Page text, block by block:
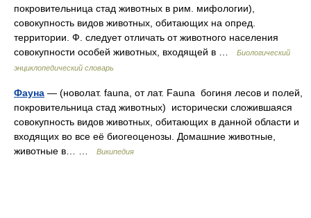
покровительница стад животных в рим. мифологии),
совокупность видов животных, обитающих на опред.
территории. Ф. следует отличать от животного населения
совокупности особей животных, входящей в …
Биологический
энциклопедический словарь
Фауна — (новолат. fauna, от лат. Fauna богиня лесов и полей,
покровительница стад животных) исторически сложившаяся
совокупность видов животных, обитающих в данной области и
входящих во все её биогеоценозы. Домашние животные,
животные в… …
Википедия